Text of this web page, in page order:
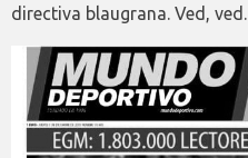
directiva blaugrana. Ved, ved.